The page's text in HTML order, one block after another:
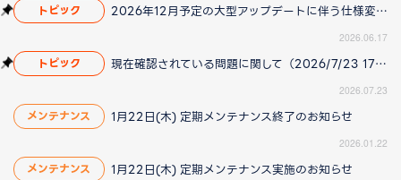
トピック 2026年12月予定の大型アップデートに伴う仕様変更のお知らせ
2026.06.17
トピック 現在確認されている問題に関して（2026/7/23 17:00更新）
2026.07.23
メンテナンス 1月22日(木) 定期メンテナンス終了のお知らせ
2026.01.22
メンテナンス 1月22日(木) 定期メンテナンス実施のお知らせ